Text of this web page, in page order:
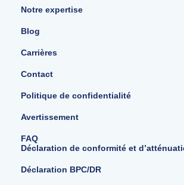
Notre expertise
Blog
Carrières
Contact
Politique de confidentialité
Avertissement
FAQ
Déclaration de conformité et
Déclaration BPC/DR